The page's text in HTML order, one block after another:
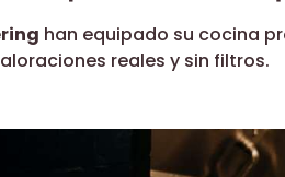
han equipado su cocina
reales y sin filtros.